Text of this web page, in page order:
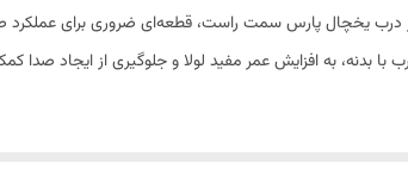
درب یخچال پارس سمت راست، قطعه‌ای ضروری برای
با بدنه، به افزایش عمر مفید لولا و جلوگیری از ایجاد صدا